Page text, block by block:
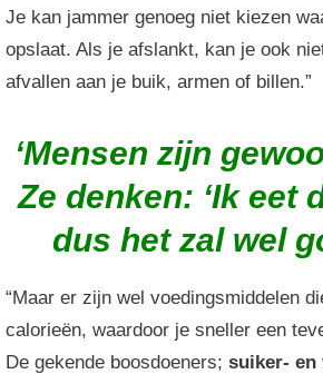
Je kan jammer genoeg niet kiezen
opslaat. Als je afslankt, kan je ook
afvallen aan je buik, armen of billen.”
‘Mensen zijn
Ze denken: ‘Ik eet
dus het zal wel
“Maar er zijn wel voedingsmiddelen
calorieën, waardoor je sneller een
De gekende boosdoeners; suiker- en